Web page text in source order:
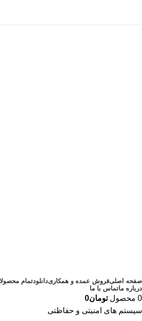
صفحه اصلیفروش عمده و همکاریدانلودتمام
درباره ماتماس با ما
0 محصول تومان0
سیستم های امنیتی و حفاظتی